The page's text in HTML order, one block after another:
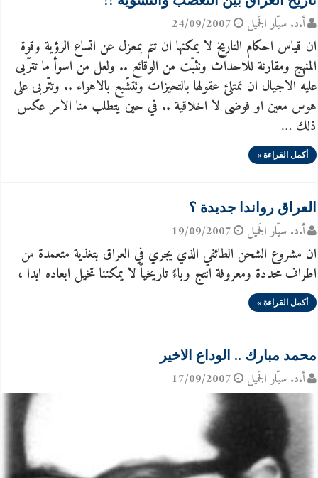
أ.د. سيّار الجَميل 24/09/2007
ان قياس احكام التاريخ لا يمكنها ان تتم بمعزل عن اتساع الرؤية وقوة
المنهج ومقارنة للاحداث وتثبّت من الوقائع .. ولعل من اسوأ ما تترّبى
عليه الاجيال ان تمتلئ عقولها بالتحيزات وتتشّبع بالاهواء .. وتتّربى على
هوس معين او فوضى لا اخلاقية .. في حين يتطلب منا الامر عكس
ذلك …
أكمل القراءة »
العراق رواندا جديدة ؟
أ.د. سيّار الجَميل 19/09/2007
ان مشروع الشحن الطائفي الذي يجري في العراق بتغذية متعمدة من
اطراف محددة ومعروفة انتج وباءً تاريخياً لا يمكننا تخيل ابعاده ابدا ،
أكمل القراءة »
محمد مبارك .. الوداع الاخير
أ.د. سيّار الجَميل 17/09/2007